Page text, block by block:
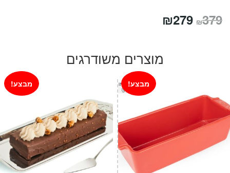
₪379 המחיר
₪279
הוא:
₪279.
מוצרים משודרגים
מבצע! מבצע!